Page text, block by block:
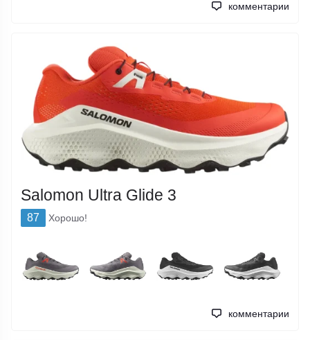
комментарии
Salomon Ultra Glide 3
87 Хорошо!
комментарии